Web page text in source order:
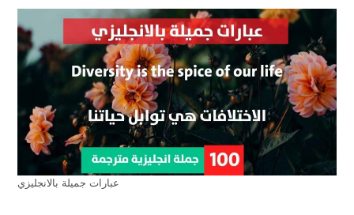
عبارات جميلة بالانجليزي